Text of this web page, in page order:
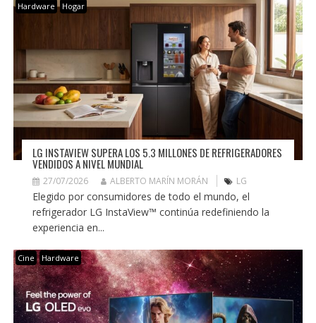
Hardware Hogar
LG INSTAVIEW SUPERA LOS 5.3 MILLONES DE REFRIGERADORES
VENDIDOS A NIVEL MUNDIAL
27/07/2026 ALBERTO MARÍN MORÁN LG
Elegido por consumidores de todo el mundo, el
refrigerador LG InstaView™ continúa redefiniendo la
experiencia en...
Cine Hardware